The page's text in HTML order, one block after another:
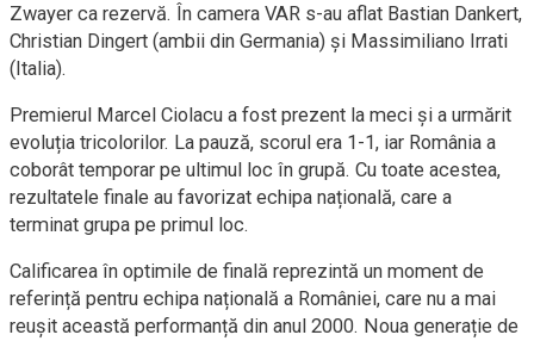
Zwayer ca rezervă. În camera VAR s-au aflat Bastian Dankert,
Christian Dingert (ambii din Germania) și Massimiliano Irrati
(Italia).
Premierul Marcel Ciolacu a fost prezent la meci și a urmărit
evoluția tricolorilor. La pauză, scorul era 1-1, iar România a
coborât temporar pe ultimul loc în grupă. Cu toate acestea,
rezultatele finale au favorizat echipa națională, care a
terminat grupa pe primul loc.
Calificarea în optimile de finală reprezintă un moment de
referință pentru echipa națională a României, care nu a mai
reușit această performanță din anul 2000. Noua generație de